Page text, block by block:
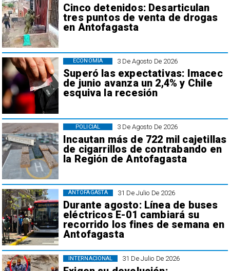
Cinco detenidos: Desarticulan
tres puntos de venta de drogas
en Antofagasta
3 De Agosto De 2026
Superó las expectativas: Imacec
de junio avanza un 2,4% y Chile
esquiva la recesión
ECONOMÍA
3 De Agosto De 2026
Incautan más de 722 mil cajetillas
de cigarrillos de contrabando en
la Región de Antofagasta
POLICIAL
31 De Julio De 2026
Durante agosto: Línea de buses
eléctricos E-01 cambiará su
recorrido los fines de semana en
Antofagasta
ANTOFAGASTA
31 De Julio De 2026
INTERNACIONAL